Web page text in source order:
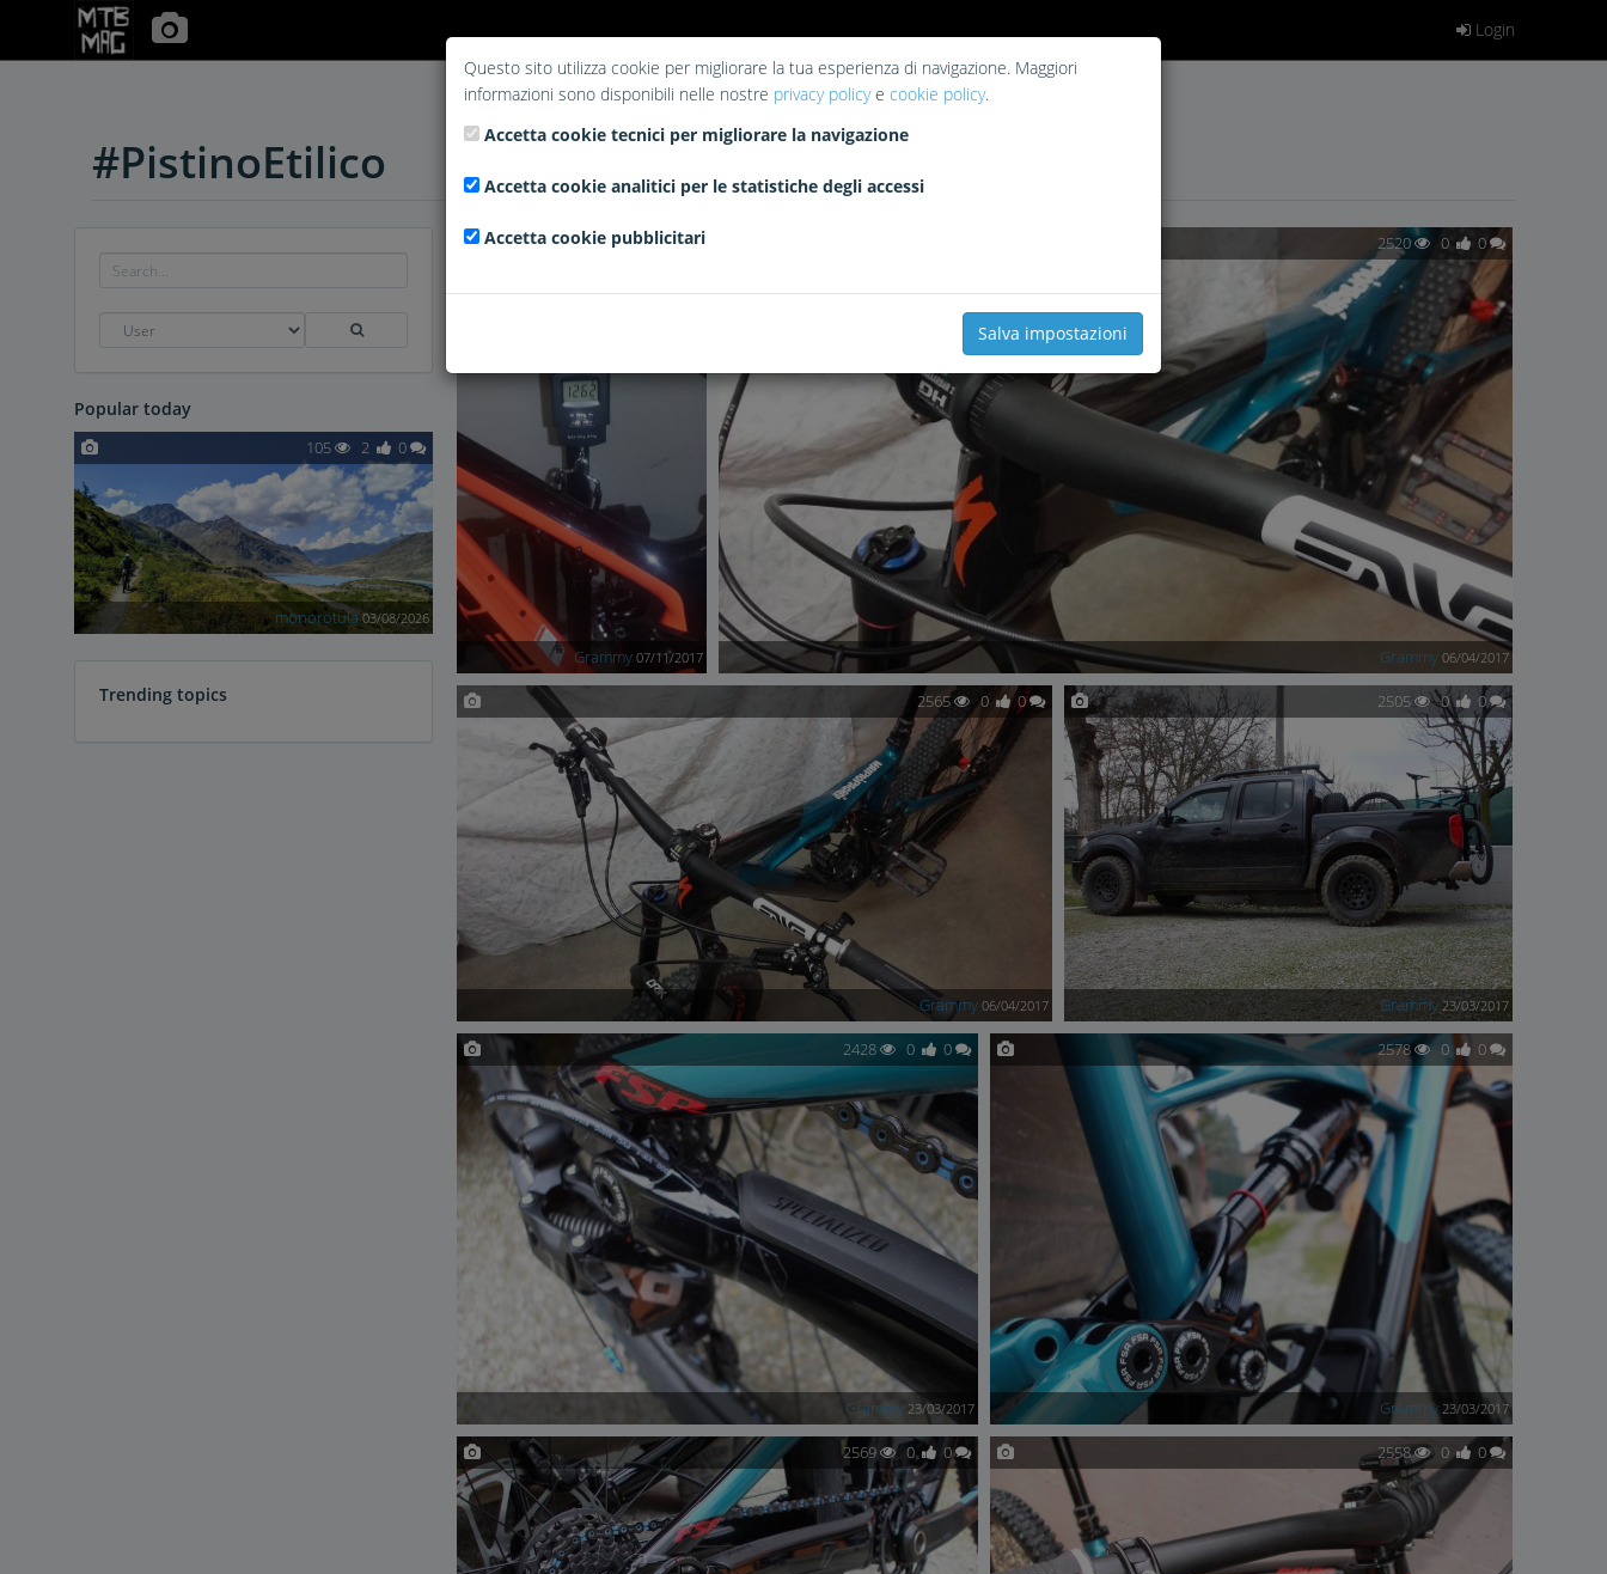
Login
#PistinoEtilico
2222 0 0
Grammy 07/11/2017
2520 0 0
Grammy 06/04/2017
2565 0 0
Grammy 06/04/2017
2505 0 0
Grammy 23/03/2017
2428 0 0
Grammy 23/03/2017
2578 0 0
Grammy 23/03/2017
2569 0 0 2558 0 0
Popular today
105 2 0
monorotula 03/08/2026
Trending topics
Questo sito utilizza cookie per migliorare la tua esperienza di navigazione. Maggiori
informazioni sono disponibili nelle nostre privacy policye cookie policy.
Accetta cookie tecnici per migliorare la navigazione
Accetta cookie analitici per le statistiche degli accessi
Accetta cookie pubblicitari
Salva impostazioni